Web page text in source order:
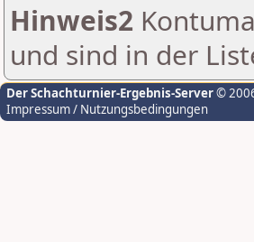
Hinweis2
und sind in der
Der Schachturnier-Ergebnis-Server©
Impressum / Nutzungsbedingungen